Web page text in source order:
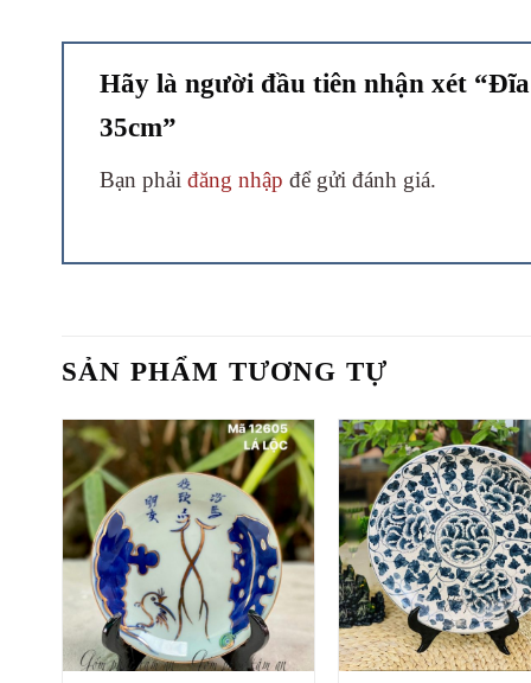
Hãy là người đầu tiên nhận xét
35cm”
Bạn phải đăng nhập để gửi đánh giá.
SẢN PHẨM TƯƠNG TỰ